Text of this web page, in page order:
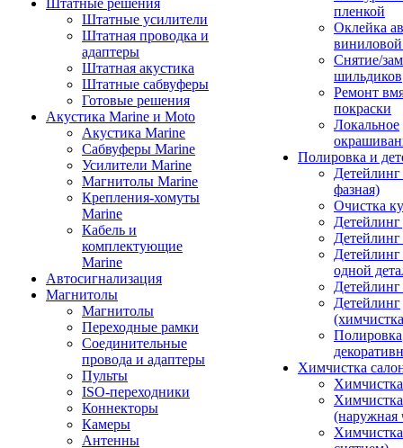
Штатные решения
Штатные усилители
Штатная проводка и
адаптеры
Штатная акустика
Штатные сабвуферы
Готовые решения
Акустика Marine и Moto
Акустика Marine
Сабвуферы Marine
Усилители Marine
Магнитолы Marine
Крепления-хомуты
Marine
Кабель и
комплектующие
Marine
Автосигнализация
Магнитолы
Магнитолы
Переходные рамки
Соединительные
провода и адаптеры
Пульты
ISO-переходники
Коннекторы
Камеры
Антенны
пленкой
Оклейка
Снятие/
шильдиков
Ремонт
покраски
Локальное
Полировка и
фазная)
Очистка
Детейлинг
одной
Детейлинг
Полировка
Химчистка
(наружная